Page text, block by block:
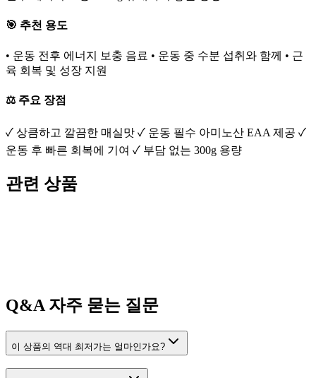
🎯 추천 용도
• 운동 전후 에너지 보충 음료 • 운동 중 수분 섭취와 함께 • 근
육 회복 및 성장 지원
⚖️ 주요 장점
✓ 상큼하고 깔끔한 매실맛 ✓ 운동 필수 아미노산 EAA 제공 ✓
운동 후 빠른 회복에 기여 ✓ 부담 없는 300g 용량
관련 상품
Q&A 자주 묻는 질문
이 상품의 역대 최저가는 얼마인가요?